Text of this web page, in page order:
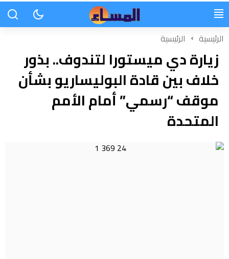
الرئيسية الرئيسية
زيارة دي ميستورا لتندوف.. بذور
خلاف بين قادة البوليساريو بشأن
موقف “رسمي” أمام الأمم
المتحدة